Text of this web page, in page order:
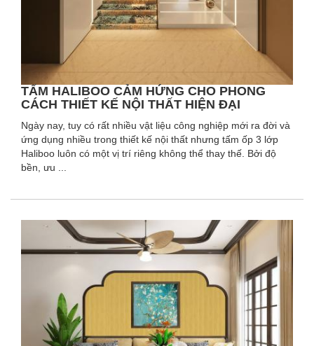
TẤM HALIBOO CẢM HỨNG CHO PHONG
CÁCH THIẾT KẾ NỘI THẤT HIỆN ĐẠI
Ngày nay, tuy có rất nhiều vật liệu công nghiệp mới ra đời và
ứng dụng nhiều trong thiết kế nội thất nhưng tấm ốp 3 lớp
Haliboo luôn có một vị trí riêng không thể thay thế. Bởi độ
bền, ưu ...